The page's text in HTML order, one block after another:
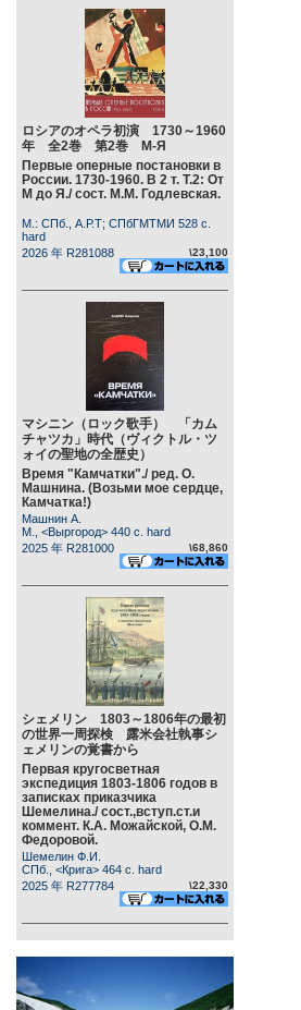
ロシアのオペラ初演 1730～1960
年 全2巻 第2巻 М-Я
Первые оперные постановки в
России. 1730-1960. В 2 т. Т.2: От
М до Я./ сост. М.М. Годлевская.
М.: СПб., А.Р.Т; СПбГМТМИ 528 c.
hard
2026 年 R281088
\23,100
マシニン（ロック歌手） 「カム
チャツカ」時代（ヴィクトル・ツ
ォイの聖地の全歴史）
Время "Камчатки"./ ред. О.
Машнина. (Возьми мое сердце,
Камчатка!)
Машнин А.
М., <Выргород> 440 c. hard
2025 年 R281000
\68,860
シェメリン 1803～1806年の最初
の世界一周探検 露米会社執事シ
ェメリンの覚書から
Первая кругосветная
экспедиция 1803-1806 годов в
записках приказчика
Шемелина./ сост.,вступ.ст.и
коммент. К.А. Можайской, О.М.
Федоровой.
Шемелин Ф.И.
СПб., <Крига> 464 c. hard
2025 年 R277784
\22,330